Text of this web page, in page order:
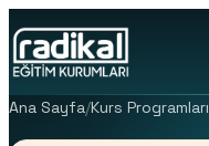
Ana Sayfa/Kurs Programları